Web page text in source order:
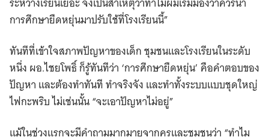
การศึกษายืดหยุ่นมาปรับใช้ที่โรงเรียนนี้”
ทันทีที่เข้าใจสภาพปัญหาของเด็ก ชุมชนและโรงเรียนในระดับ
หนึ่ง ผอ.ไชยโพธิ์ ก็รู้ทันทีว่า ‘การศึกษายืดหยุ่น’ คือคำตอบของ
ปัญหา และต้องทำทันที ทำจริงจัง และทำทั้งระบบแบบชุดใหญ่
ไฟกะพริบ ไม่เช่นนั้น “จะเอาปัญหาไม่อยู่”
แม้ในช่วงแรกจะมีคำถามมากมายจากครูและชุมชนว่า “ทำไม